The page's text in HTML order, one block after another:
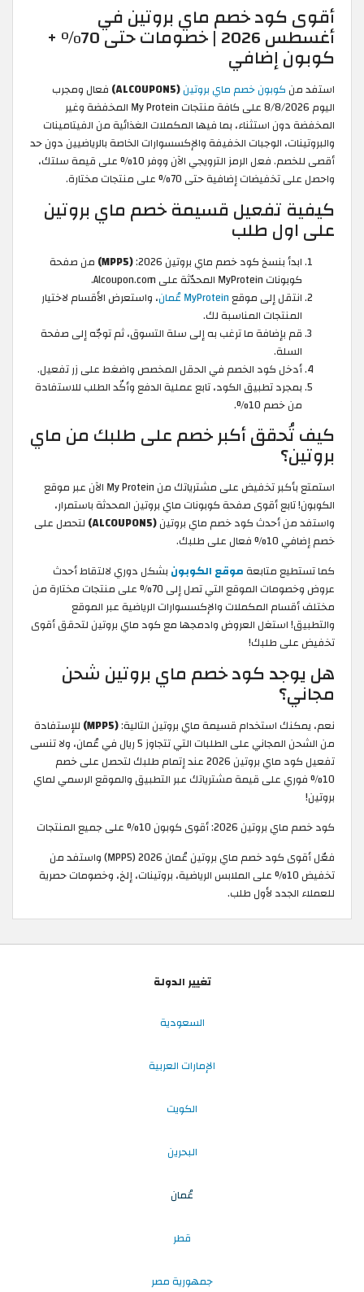
أقوى كود خصم ماي بروتين في
أغسطس 2026 | خصومات حتى 70% +
كوبون إضافي
استفد من كوبون خصم ماي بروتين(ALCOUPON5)
فعال ومجرب
اليوم 8/8/2026 على كافة منتجات My Protein المخفضة وغير
المخفضة دون استثناء، بما فيها المكملات الغذائية من الفيتامينات
والبروتينات، الوجبات الخفيفة والإكسسوارات الخاصة بالرياضيين دون حد
أقصى للخصم. فعل الرمز الترويجي الآن ووفر 10% على قيمة سلتك،
واحصل على تخفيضات إضافية حتى 70% على منتجات مختارة.
كيفية تفعيل قسيمة خصم ماي بروتين
على اول طلب
ابدأ بنسخ كود خصم ماي بروتين 2026: (MPP5)
من صفحة
كوبونات MyProtein المحدّثة على Alcoupon.com.
انتقل إلى موقع MyProtein عُمان
، واستعرض الأقسام لاختيار
المنتجات المناسبة لك.
قم بإضافة ما ترغب به إلى سلة التسوق، ثم توجّه إلى صفحة
السلة.
أدخل كود الخصم في الحقل المخصص واضغط على زر تفعيل.
بمجرد تطبيق الكود، تابع عملية الدفع وأكّد الطلب للاستفادة
من خصم 10%.
كيف تُحقق أكبر خصم على طلبك من ماي
بروتين؟
استمتع بأكبر تخفيض على مشترياتك من My Protein الآن عبر موقع
الكوبون! تابع أقوى صفحة كوبونات ماي بروتين المحدثة باستمرار،
واستفد من أحدث كود خصم ماي بروتين(ALCOUPON5)
لتحصل على
خصم إضافي 10% فعال على طلبك.
كما تستطيع متابعة موقع الكوبون بشكل دوري لالتقاط أحدث
عروض وخصومات الموقع التي تصل إلى 70% على منتجات مختارة من
مختلف أقسام المكملات والإكسسوارات الرياضية عبر الموقع
والتطبيق! استغل العروض وادمجها مع كود ماي بروتين لتحقق أقوى
تخفيض على طلبك!
هل يوجد كود خصم ماي بروتين شحن
مجاني؟
نعم، يمكنك استخدام قسيمة ماي بروتين التالية:(MPP5)
للإستفادة
من الشحن المجاني على الطلبات التي تتجاوز 5 ريال في عُمان، ولا تنسى
تفعيل كود ماي بروتين 2026 عند إتمام طلبك لتحصل على خصم
10% فوري على قيمة مشترياتك عبر التطبيق والموقع الرسمي لماي
بروتين!
كود خصم ماي بروتين 2026: أقوى كوبون 10% على جميع المنتجات
فعّل أقوى كود خصم ماي بروتين عُمان 2026 (MPP5) واستفد من
تخفيض 10% على الملابس الرياضية، بروتينات، إلخ، وخصومات حصرية
للعملاء الجدد لأول طلب.
تغيير الدولة
السعودية
الإمارات العربية
الكويت
البحرين
عُمان
قطر
جمهورية مصر